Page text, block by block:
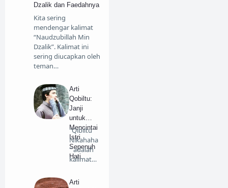
Menulis
Motivasi
My Story
Pendidikan
Puisi
Review
Tafsir
Travelling
Dzalik dan Faedahnya
Kita sering
mendengar kalimat
“Naudzubillah Min
Dzalik”. Kalimat ini
sering diucapkan oleh
teman…
Arti
Qobiltu:
Janji
untuk
Mencintai
Istri
Sepenuh
Hati
"Qibiltu
Nikahaha
" adalah
kalimat
Arti